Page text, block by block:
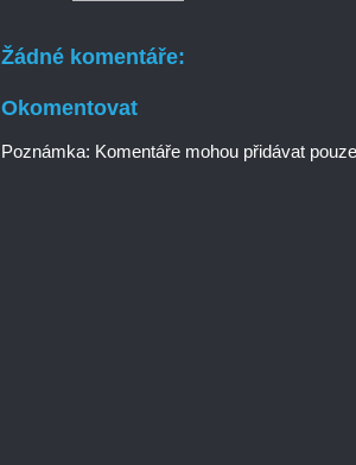
Žádné komentáře:
Okomentovat
Poznámka: Komentáře mohou přidávat